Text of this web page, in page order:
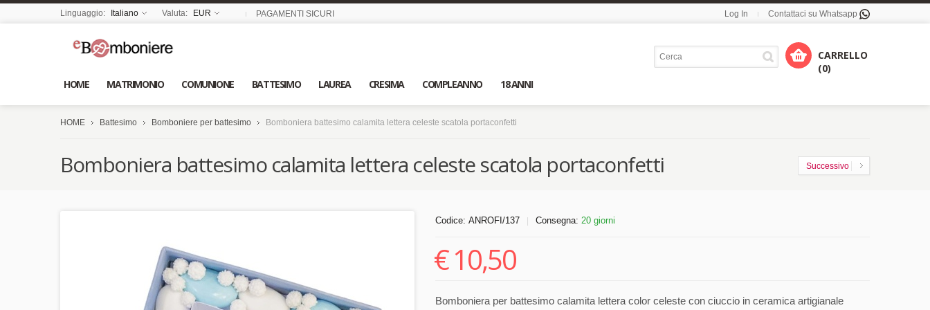
Linguaggio: Italiano Valuta: EUR PAGAMENTI SICURI Log In Contattaci su Whatsapp
HOME MATRIMONIO COMUNIONE BATTESIMO LAUREA CRESIMA COMPLEANNO 18 ANNI
CARRELLO
(0)
HOME Battesimo Bomboniere per battesimo Bomboniera battesimo calamita lettera celeste scatola portaconfetti
Successivo
Bomboniera battesimo calamita lettera celeste scatola portaconfetti
Codice: ANROFI/137 Consegna: 20 giorni
€10,50
Bomboniera per battesimo calamita lettera color celeste con ciuccio in ceramica artigianale